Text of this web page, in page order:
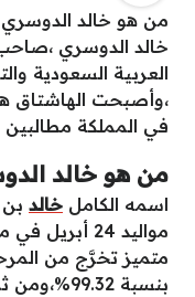
من هو خالد
خالد الدوسري
العربية السعودية
،وأصبحت الهاشتاق
في المملكة مطالبين
من هو خالد
اسمه الكامل خالد
مواليد 24
متميز تخرَّج من